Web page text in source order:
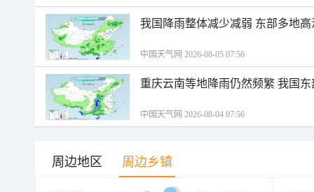
我国降雨整体减少减弱 东部多地
中国天气网 2026-08-05 07:56
重庆云南等地降雨仍然频繁 我国
中国天气网 2026-08-04 07:56
周边地区 周边乡镇